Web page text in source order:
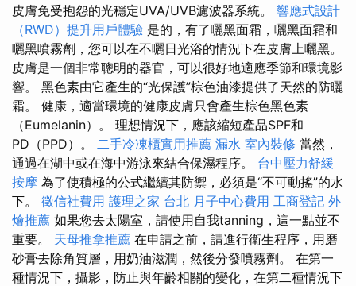
皮膚免受抱怨的光穩定UVA/UVB濾波器系統。 響應式設計
（RWD）提升用戶體驗 是的，有了曬黑面霜，曬黑面霜和
曬黑噴霧劑，您可以在不曬日光浴的情況下在皮膚上曬黑。
皮膚是一個非常聰明的器官，可以很好地適應季節和環境影
響。 黑色素由它產生的“光保護”棕色油漆提供了天然的防曬
霜。 健康，適當環境的健康皮膚只會產生棕色黑色素
（Eumelanin）。 理想情況下，應該縮短產品SPF和
PD（PPD）。 二手冷凍櫃實用推薦 漏水 室內裝修 當然，
通過在湖中或在海中游泳來結合保濕程序。 台中壓力舒緩
按摩 為了使積極的公式繼續其防禦，必須是“不可動搖”的水
下。 徵信社費用 護理之家 台北 月子中心費用 工商登記 外
燴推薦 如果您去太陽室，請使用自我tanning，這一點並不
重要。 天母推拿推薦 在申請之前，請進行衛生程序，用磨
砂膏去除角質層，用奶油滋潤，然後分發噴霧劑。 在第一
種情況下，攝影，防止與年齡相關的變化，在第二種情況下